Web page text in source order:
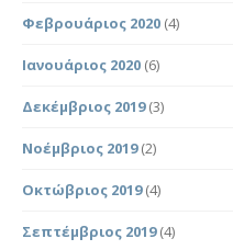
Φεβρουάριος 2020 (4)
Ιανουάριος 2020 (6)
Δεκέμβριος 2019(3)
Νοέμβριος 2019(2)
Οκτώβριος 2019(4)
Σεπτέμβριος 2019(4)